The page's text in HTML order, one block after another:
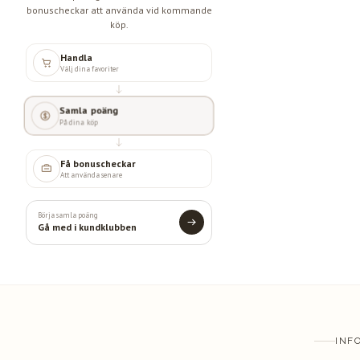
bonuscheckar att använda vid kommande
köp.
Handla
Välj dina favoriter
Samla poäng
På dina köp
Få bonuscheckar
Att använda senare
Börja samla poäng
Gå med i kundklubben